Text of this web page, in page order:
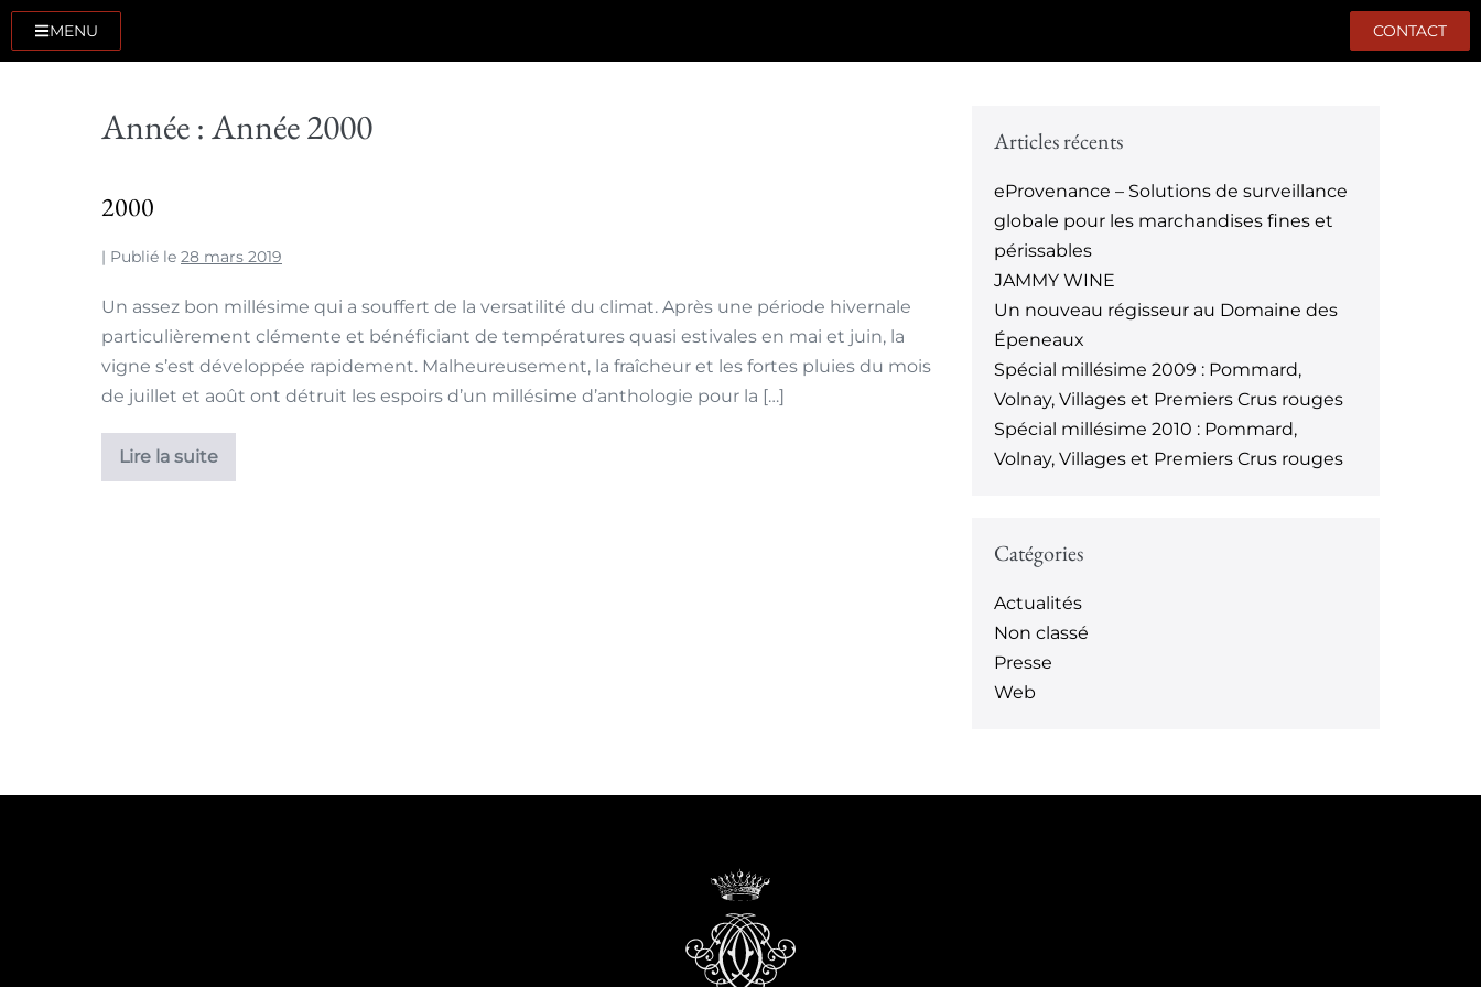
MENU CONTACT
Année :Année 2000
2000
| Publié le 28 mars 2019
Un assez bon millésime qui a souffert de la versatilité du climat. Après une période hivernale
particulièrement clémente et bénéficiant de températures quasi estivales en mai et juin, la
vigne s’est développée rapidement. Malheureusement, la fraîcheur et les fortes pluies du mois
de juillet et août ont détruit les espoirs d’un millésime d’anthologie pour la […]
Lire la suite
Articles récents
eProvenance – Solutions de surveillance
globale pour les marchandises fines et
périssables
JAMMY WINE
Un nouveau régisseur au Domaine des
Épeneaux
Spécial millésime 2009 : Pommard,
Volnay, Villages et Premiers Crus rouges
Spécial millésime 2010 : Pommard,
Volnay, Villages et Premiers Crus rouges
Catégories
Actualités
Non classé
Presse
Web